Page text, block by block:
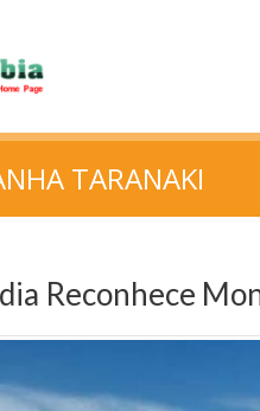
TARANAKI
Reconhece